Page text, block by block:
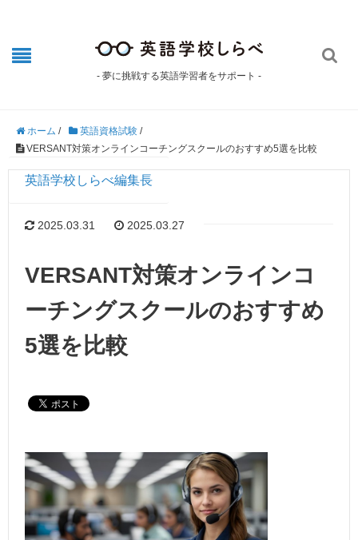
- 夢に挑戦する英語学習者をサポート -

ホーム / 英語資格試験 /
VERSANT対策オンラインコーチングスクールのおすすめ5選を比較
英語学校しらべ編集長
2025.03.31 2025.03.27
VERSANT対策オンラインコ
ーチングスクールのおすすめ
5選を比較